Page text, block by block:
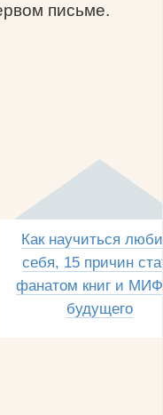
письме.
Как научиться
себя, 15 причин
фанатом книг и
будущего